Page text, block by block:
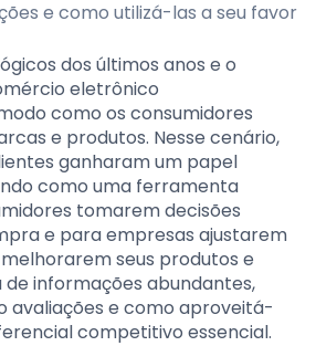
dos últimos anos e o
eletrônico
como os consumidores
e produtos. Nesse cenário,
ganharam um papel
como uma ferramenta
tomarem decisões
e para empresas ajustarem
seus produtos e
de informações abundantes,
avaliações e como aproveitá-
competitivo essencial.